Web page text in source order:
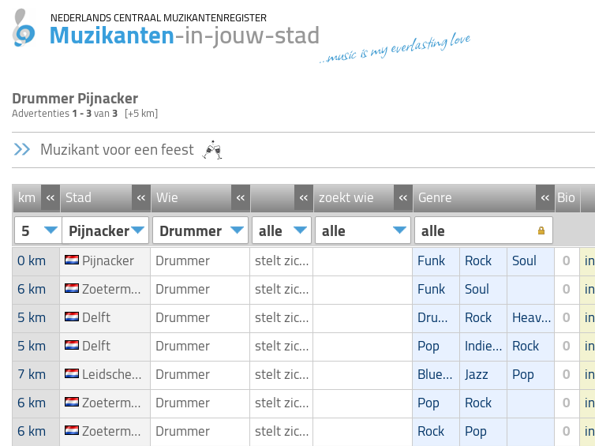
NEDERLANDS CENTRAAL MUZIKANTENREGISTER
Muzikanten-in-jouw-stad...music is my everlasting love
Drummer Pijnacker
Advertenties1 - 3van3 [+5 km]
Muzikant voor een feest
km « Stad « Wie « « zoekt wie « Genre « Bio
5 Pijnacker Drummer alle alle alle
0 km Pijnacker Drummer stelt zich voor Funk Rock Soul 0
6 km Zoetermeer Drummer stelt zich voor Funk Soul 0
5 km Delft Drummer stelt zich voor Drum'n' bass Rock Heavy-metal 0
5 km Delft Drummer stelt zich voor Pop Indie/Alternative Rock 0
7 km Leidschendam Drummer stelt zich voor Blues/Swing Jazz Pop 0
6 km Zoetermeer Drummer stelt zich voor Pop Rock 0 in
6 km Zoetermeer Drummer stelt zich voor Rock Pop 0 in